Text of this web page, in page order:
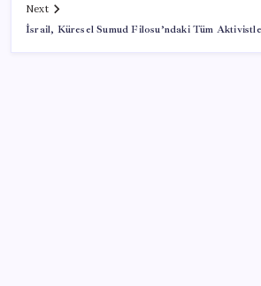
Next
İsrail, Küresel Sumud Filosu’ndaki Tüm